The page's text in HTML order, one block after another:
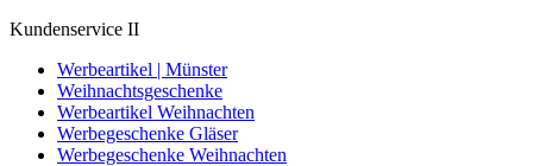
Kundenservice II
Werbeartikel | Münster
Weihnachtsgeschenke
Werbeartikel Weihnachten
Werbegeschenke Gläser
Werbegeschenke Weihnachten